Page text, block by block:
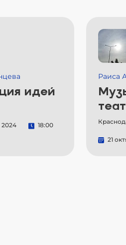
идей
2024 18:00
Раиса
21